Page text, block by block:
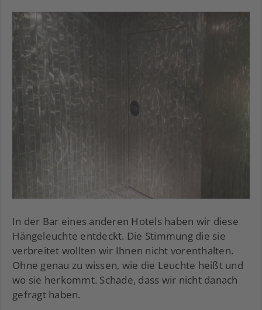
In der Bar eines anderen Hotels haben wir diese
Hängeleuchte entdeckt. Die Stimmung die sie
verbreitet wollten wir Ihnen nicht vorenthalten.
Ohne genau zu wissen, wie die Leuchte heißt und
wo sie herkommt. Schade, dass wir nicht danach
gefragt haben.